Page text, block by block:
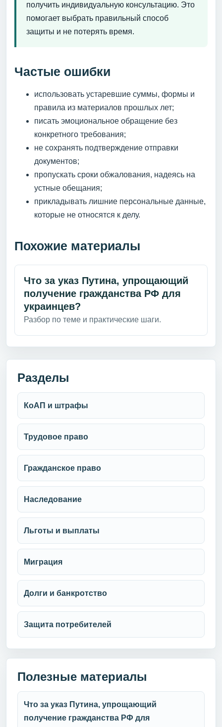
получить индивидуальную консультацию. Это
помогает выбрать правильный способ
защиты и не потерять время.
Частые ошибки
использовать устаревшие суммы, формы и
правила из материалов прошлых лет;
писать эмоциональное обращение без
конкретного требования;
не сохранять подтверждение отправки
документов;
пропускать сроки обжалования, надеясь на
устные обещания;
прикладывать лишние персональные данные,
которые не относятся к делу.
Похожие материалы
Что за указ Путина, упрощающий
получение гражданства РФ для
украинцев?
Разбор по теме и практические шаги.
Разделы
КоАП и штрафы
Трудовое право
Гражданское право
Наследование
Льготы и выплаты
Миграция
Долги и банкротство
Защита потребителей
Полезные материалы
Что за указ Путина, упрощающий
получение гражданства РФ для